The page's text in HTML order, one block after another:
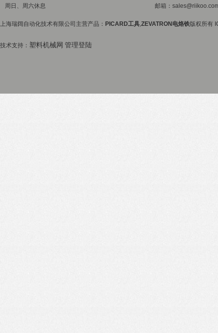
周日、周六休息 邮箱：
上海瑞阔自动化技术有限公司主营产品： PICARD工具,ZEVATRON电烙铁版权所有
技术支持： 塑料机械网 管理登陆